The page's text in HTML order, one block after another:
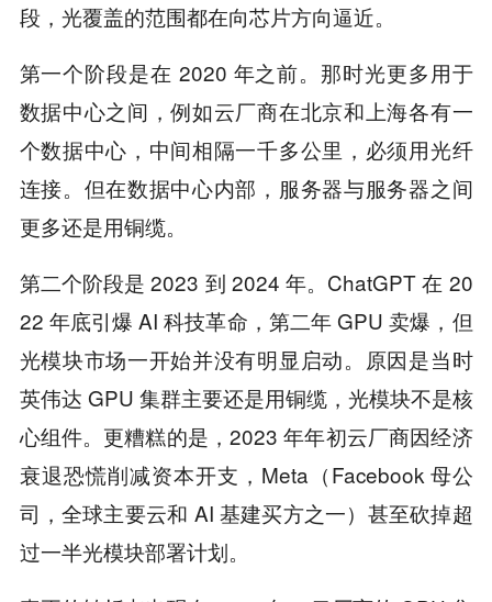
段，光覆盖的范围都在向芯片方向逼近。
第一个阶段是在 2020 年之前。那时光更多用于
数据中心之间，例如云厂商在北京和上海各有一
个数据中心，中间相隔一千多公里，必须用光纤
连接。但在数据中心内部，服务器与服务器之间
更多还是用铜缆。
第二个阶段是 2023 到 2024 年。ChatGPT 在 20
22 年底引爆 AI 科技革命，第二年 GPU 卖爆，但
光模块市场一开始并没有明显启动。原因是当时
英伟达 GPU 集群主要还是用铜缆，光模块不是核
心组件。更糟糕的是，2023 年年初云厂商因经济
衰退恐慌削减资本开支，Meta（Facebook 母公
司，全球主要云和 AI 基建买方之一）甚至砍掉超
过一半光模块部署计划。